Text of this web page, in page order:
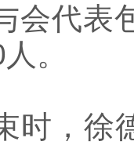
会代表
。
，徐德